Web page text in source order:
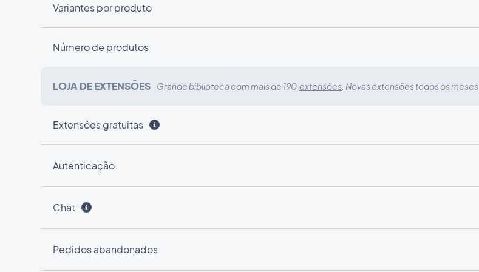
Variantes por produto
Número de produtos
LOJA DE EXTENSÕES Grande biblioteca com mais de 190 extensões . Novas extensões todos os meses
Extensões gratuitas
Autenticação
Chat
Pedidos abandonados